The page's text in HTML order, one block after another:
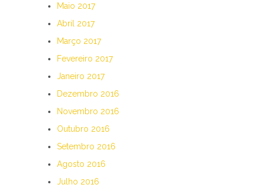
Maio 2017
Abril 2017
Março 2017
Fevereiro 2017
Janeiro 2017
Dezembro 2016
Novembro 2016
Outubro 2016
Setembro 2016
Agosto 2016
Julho 2016